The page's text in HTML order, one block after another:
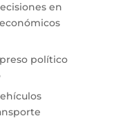
en
político